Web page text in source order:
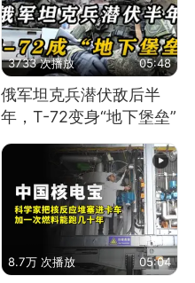
3733 次播放 05:48
俄军坦克兵潜伏敌后半
年，T-72变身“地下堡垒”
8.7万 次播放 05:04